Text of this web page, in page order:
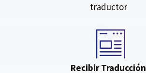
traductor
Recibir Traducción